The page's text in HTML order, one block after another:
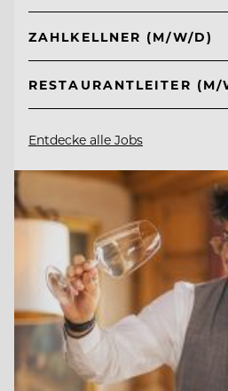
ZAHLKELLNER (M/W/D)
RESTAURANTLEITER (M/
Entdecke alle Jobs